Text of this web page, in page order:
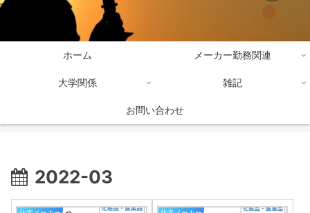
ホーム メーカー勤務関連
大学関係 雑記
お問い合わせ
2022-03